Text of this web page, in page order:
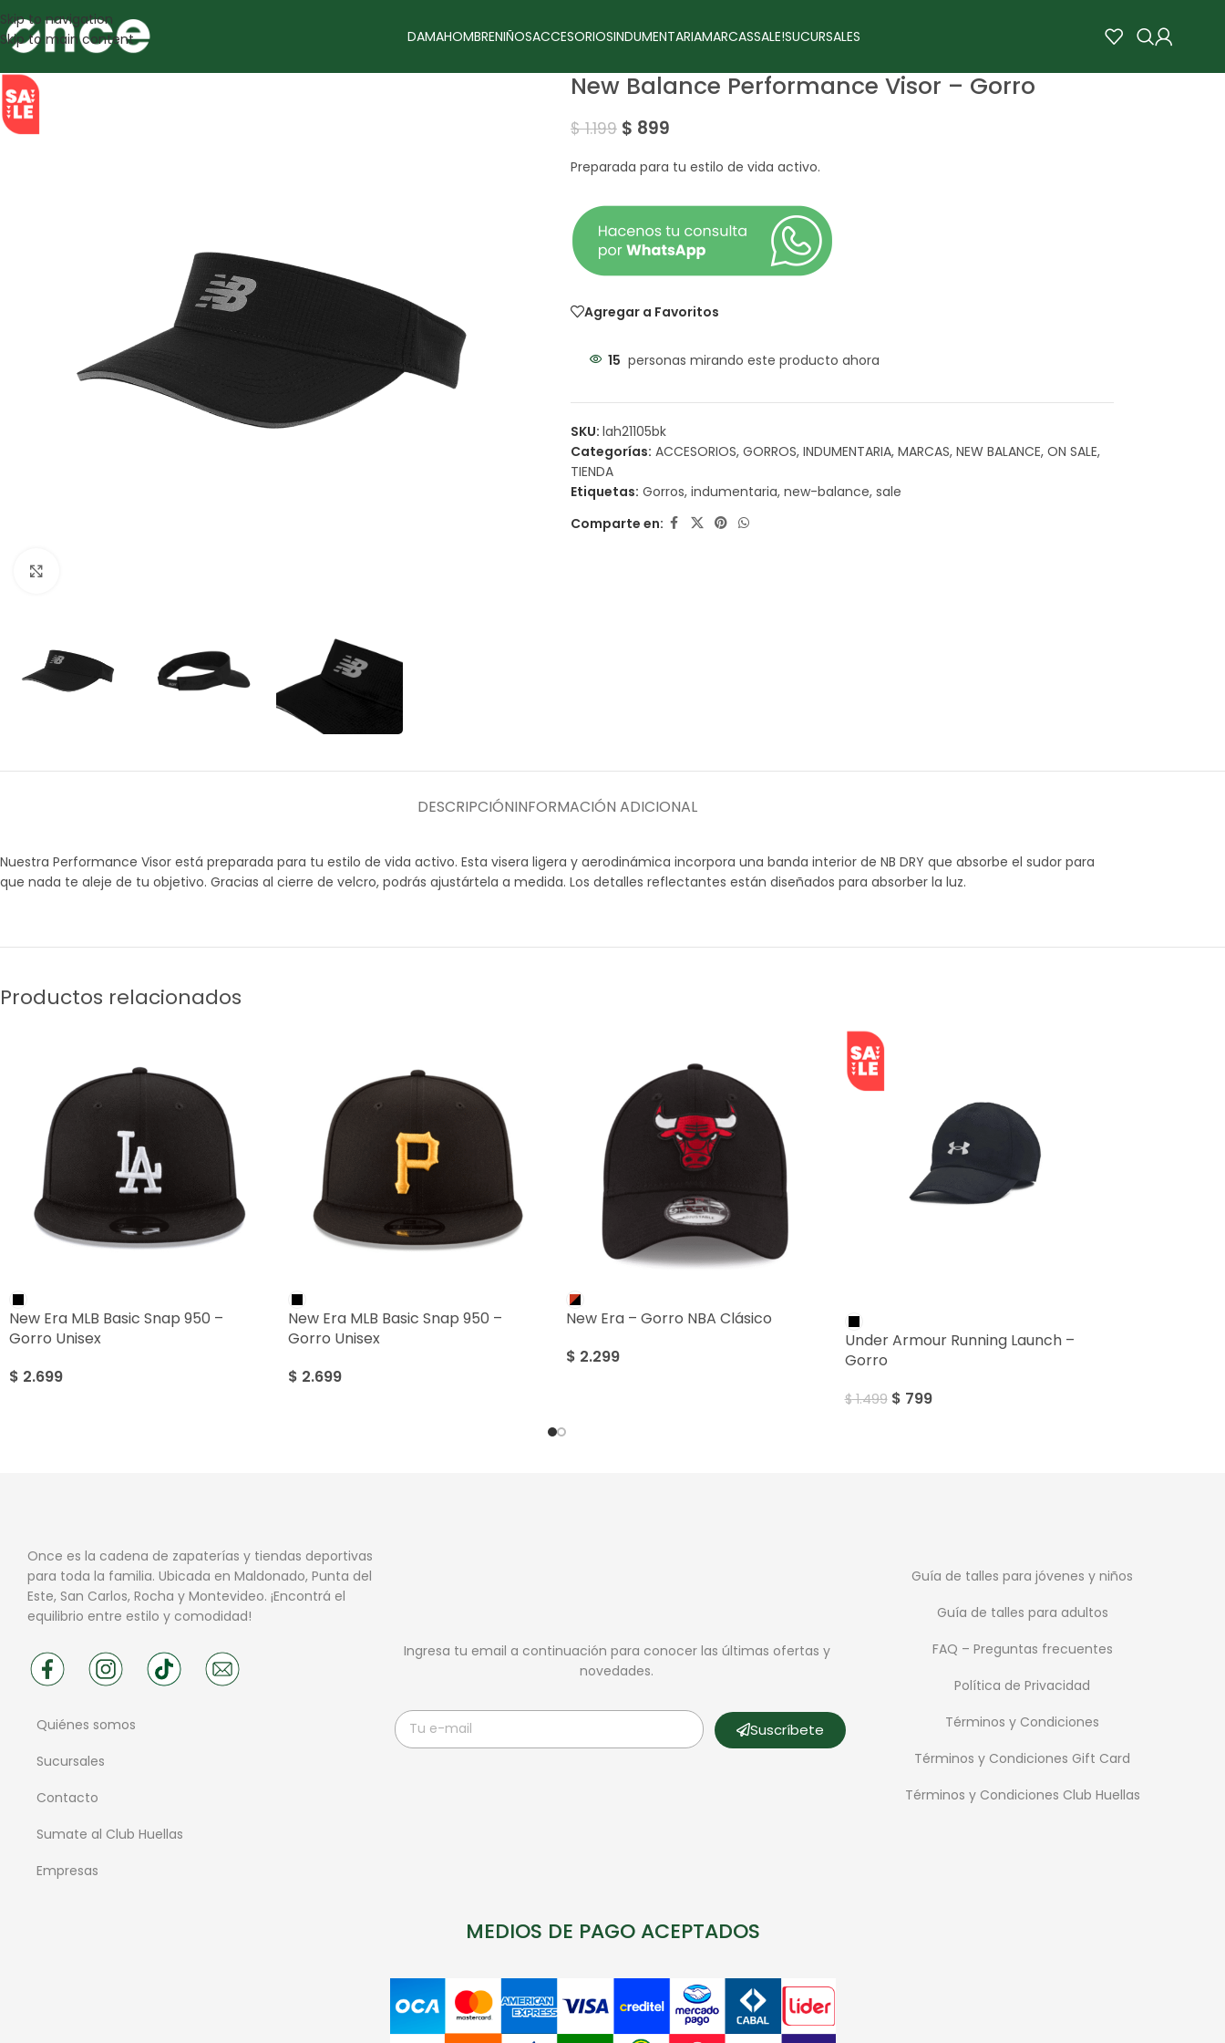
Skip to navigation
Skip to main content
DAMAHOMBRENIÑOSACCESORIOSINDUMENTARIAMARCASSALE!SUCURSALES
SALE New Balance Performance Visor – Gorro
$1.199 $ 899
Preparada para tu estilo de vida activo.
Agregar a Favoritos
15 personas mirando este producto ahora
SKU: lah21105bk
Categorías: ACCESORIOS, GORROS, INDUMENTARIA, MARCAS, NEW BALANCE, ON SALE,
TIENDA
Etiquetas: Gorros, indumentaria, new-balance, sale
Comparte en:
DESCRIPCIÓNINFORMACIÓN ADICIONAL
Nuestra Performance Visor está preparada para tu estilo de vida activo. Esta visera ligera y aerodinámica incorpora una banda interior de NB DRY que absorbe el sudor para
que nada te aleje de tu objetivo. Gracias al cierre de velcro, podrás ajustártela a medida. Los detalles reflectantes están diseñados para absorber la luz.
Productos relacionados
New Era MLB Basic Snap 950 –
Gorro Unisex
$ 2.699
New Era MLB Basic Snap 950 –
Gorro Unisex
$ 2.699
New Era – Gorro NBA Clásico
$ 2.299
Under Armour Running Launch –
Gorro
$1.499 $ 799
Once es la cadena de zapaterías y tiendas deportivas
para toda la familia. Ubicada en Maldonado, Punta del
Este, San Carlos, Rocha y Montevideo. ¡Encontrá el
equilibrio entre estilo y comodidad!
Quiénes somos
Sucursales
Contacto
Sumate al Club Huellas
Empresas
Ingresa tu email a continuación para conocer las últimas ofertas y
novedades.
Suscríbete
Guía de talles para jóvenes y niños
Guía de talles para adultos
FAQ – Preguntas frecuentes
Política de Privacidad
Términos y Condiciones
Términos y Condiciones Gift Card
Términos y Condiciones Club Huellas
MEDIOS DE PAGO ACEPTADOS